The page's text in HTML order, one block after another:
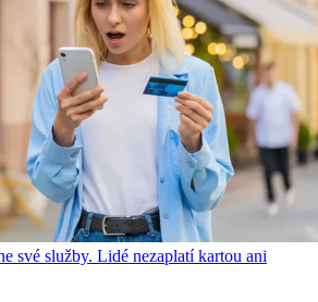
své služby. Lidé nezaplatí kartou ani